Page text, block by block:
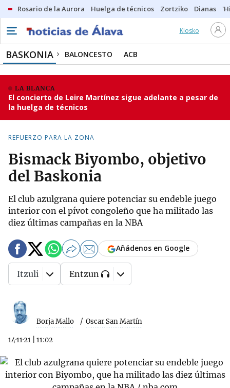
Rosario de la Aurora Huelga de técnicos Zortziko Dianas
Kiosko
BASKONIA BALONCESTO ACB
LA BLANCA
El concierto de Leire Martínez sigue adelante a pesar de
la huelga de técnicos
REFUERZO PARA LA ZONA
Bismack Biyombo, objetivo
del Baskonia
El club azulgrana quiere potenciar su endeble juego
interior con el pívot congoleño que ha militado las
diez últimas campañas en la NBA
Borja Mallo Oscar San Martín
14·11·21 11:02
Añádenos en Google
Itzuli Entzun